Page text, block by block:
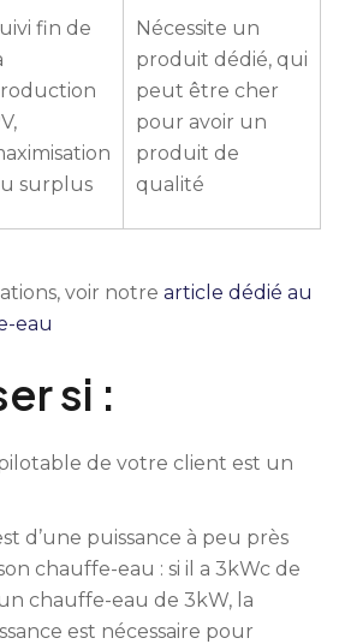
fin de
surplus
Nécessite un
produit dédié, qui
peut être cher
pour avoir un
produit de
qualité
voir notre article dédié au
eau
si :
de votre client est un
d’une puissance à peu près
chauffe-eau : si il a 3kWc de
chauffe-eau de 3kW, la
est nécessaire pour